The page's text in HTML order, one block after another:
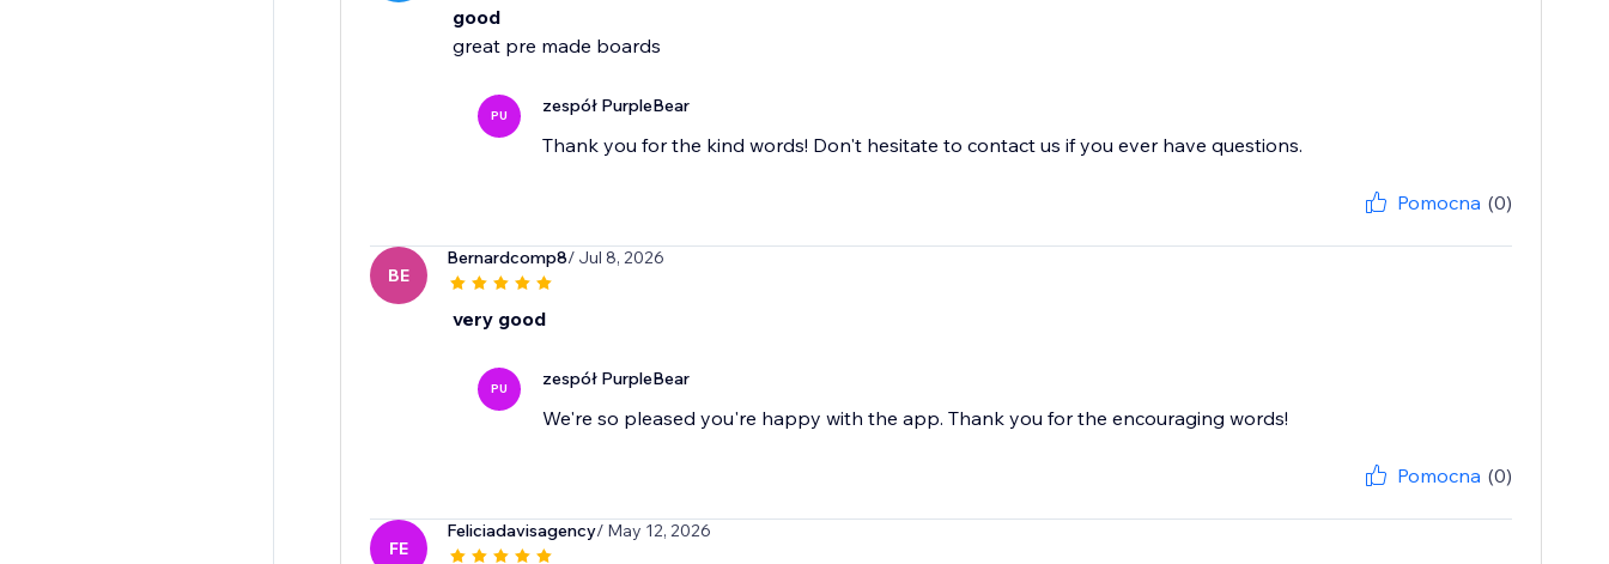
good
great pre made boards
PU zespół PurpleBear
Thank you for the kind words! Don't hesitate to contact us if you ever have questions.
Pomocna (0)
BE
Bernardcomp8/ Jul 8, 2026
very good
PU zespół PurpleBear
We're so pleased you're happy with the app. Thank you for the encouraging words!
Pomocna (0)
FE
Feliciadavisagency/ May 12, 2026